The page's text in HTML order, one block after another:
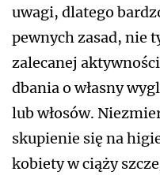
uwagi, dlatego
pewnych zasad, nie
zalecanej
dbania o własny
lub włosów.
skupienie się na
kobiety w ciąży